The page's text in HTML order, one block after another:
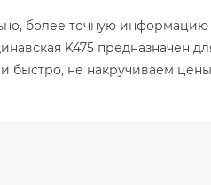
более точную информацию
K475 предназначен
быстро, не накручиваем